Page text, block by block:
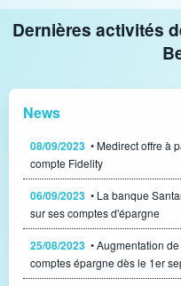
Dernières activités
News
08/09/2023 • Medirect offre à
compte Fidelity
06/09/2023 • La banque
sur ses comptes d'épargne
25/08/2023 • Augmentation
comptes épargne dès le 1er